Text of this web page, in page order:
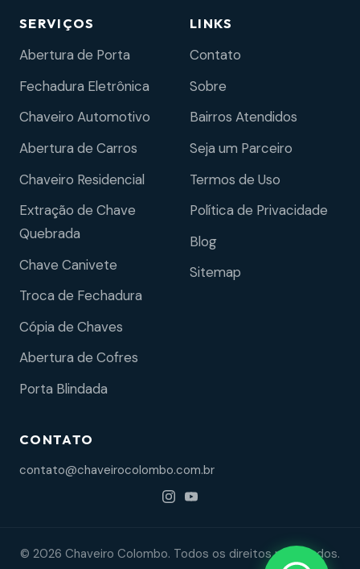
SERVIÇOS
Abertura de Porta
Fechadura Eletrônica
Chaveiro Automotivo
Abertura de Carros
Chaveiro Residencial
Extração de Chave
Quebrada
Chave Canivete
Troca de Fechadura
Cópia de Chaves
Abertura de Cofres
Porta Blindada
LINKS
Contato
Sobre
Bairros Atendidos
Seja um Parceiro
Termos de Uso
Política de Privacidade
Blog
Sitemap
CONTATO
contato@chaveirocolombo.com.br
© 2026 Chaveiro Colombo. Todos os direitos reservados.